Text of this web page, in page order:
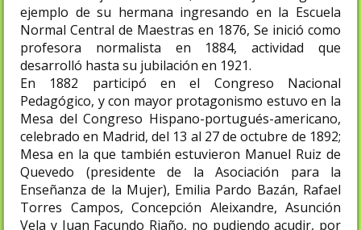
ejemplo de su hermana ingresando en la Escuela
Normal Central de Maestras en 1876, Se inició como
profesora normalista en 1884, actividad que
desarrolló hasta su jubilación en 1921.
En 1882 participó en el Congreso Nacional
Pedagógico, y con mayor protagonismo estuvo en la
Mesa del Congreso Hispano-portugués-americano,
celebrado en Madrid, del 13 al 27 de octubre de 1892;
Mesa en la que también estuvieron Manuel Ruiz de
Quevedo (presidente de la Asociación para la
Enseñanza de la Mujer), Emilia Pardo Bazán, Rafael
Torres Campos, Concepción Aleixandre, Asunción
Vela y Juan Facundo Riaño, no pudiendo acudir, por